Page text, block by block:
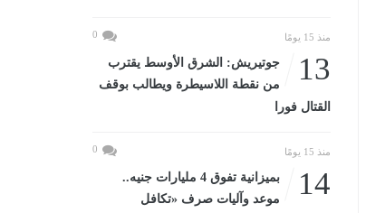
منذ 15 يومًا 0
13
جوتيريش: الشرق الأوسط يقترب
من نقطة اللاسيطرة ويطالب بوقف
القتال فورا
منذ 15 يومًا 0
14
بميزانية تفوق 4 مليارات جنيه..
موعد وآليات صرف «تكافل